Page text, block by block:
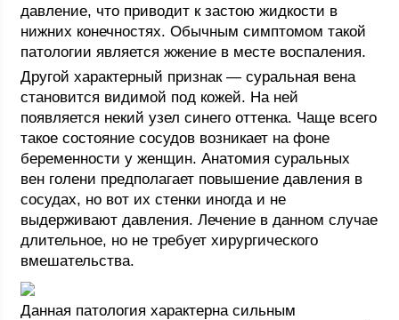
давление, что приводит к застою жидкости в
нижних конечностях. Обычным симптомом такой
патологии является жжение в месте воспаления.
Другой характерный признак — суральная вена
становится видимой под кожей. На ней
появляется некий узел синего оттенка. Чаще всего
такое состояние сосудов возникает на фоне
беременности у женщин. Анатомия суральных
вен голени предполагает повышение давления в
сосудах, но вот их стенки иногда и не
выдерживают давления. Лечение в данном случае
длительное, но не требует хирургического
вмешательства.
Данная патология характерна сильным